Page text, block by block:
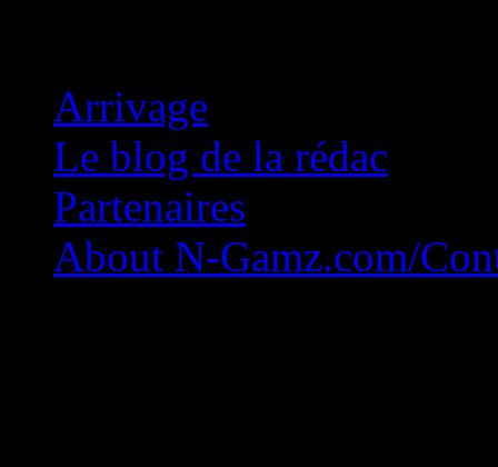
Arrivage
Le blog de la rédac
Partenaires
About N-Gamz.com/